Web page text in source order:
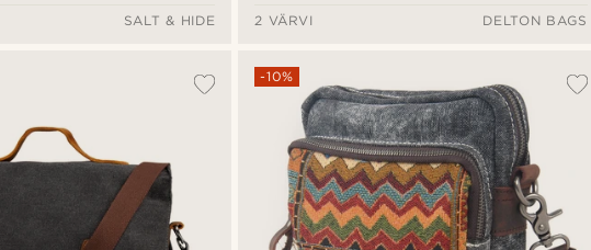
SALT & HIDE
2 VÄRVI
DELTON BAGS
-10%